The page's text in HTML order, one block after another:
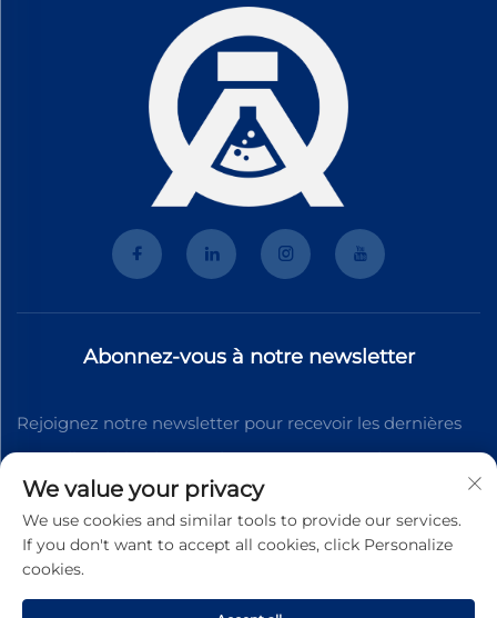
Abonnez-vous à notre newsletter
Rejoignez notre newsletter pour recevoir les dernières
nouvelles de l'industrie, des mises à jour et des
informations de notre équipe.
We value your privacy
We use cookies and similar tools to provide our services.
If you don't want to accept all cookies, click Personalize
cookies.